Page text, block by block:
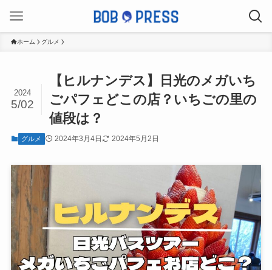
ホーム グルメ
【ヒルナンデス】日光のメガいち
ごパフェどこの店？いちごの里の
値段は？
2024
5/02
グルメ 2024年3月4日 2024年5月2日